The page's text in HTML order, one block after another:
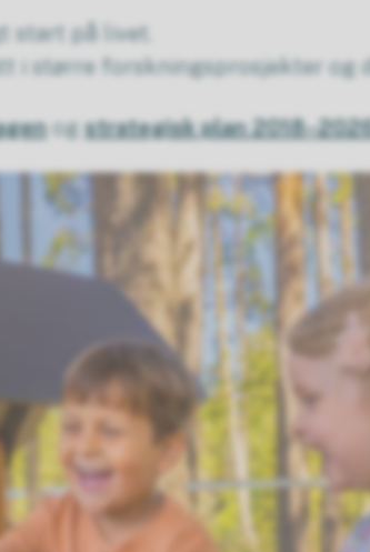
start på livet.
i større forskningsprosjekter
ogstrategisk plan